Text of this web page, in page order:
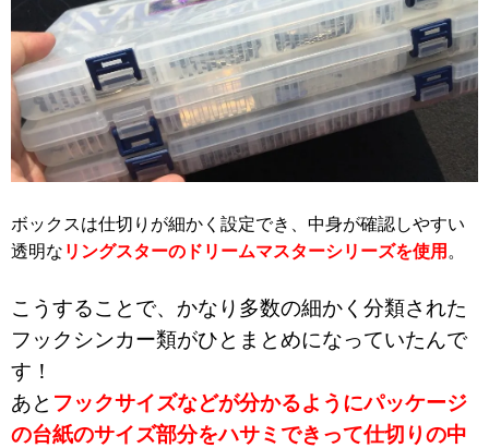
ボックスは仕切りが細かく設定でき、中身が確認しやすい
透明な リングスターのドリームマスターシリーズを使用 。
こうすることで、かなり多数の細かく分類された
フックシンカー類がひとまとめになっていたんで
す！
あと フックサイズなどが分かるようにパッケージ
の台紙のサイズ部分をハサミできって仕切りの中